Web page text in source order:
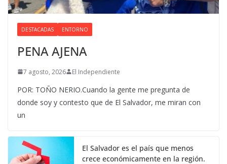
DESTACADAS ENTORNO
PENA AJENA
7 agosto, 2026 El Independiente
POR: TOÑO NERIO.Cuando la gente me pregunta de
donde soy y contesto que de El Salvador, me miran con
un
El Salvador es el país que menos
crece económicamente en la región.